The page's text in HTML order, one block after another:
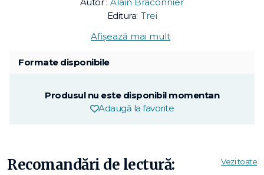
Editura: Trei
Afișează mai mult
Formate disponibile
Produsul nu este disponibil momentan
Adaugă la favorite
Recomandări de lectură: Vezi toate